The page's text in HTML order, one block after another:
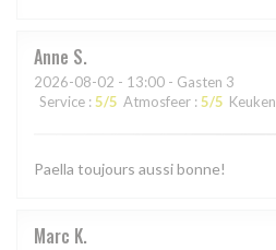
Anne S
2026-08-02 - 13:00 - Gasten 3
Service : 5/5 Atmosfeer : 5/5 Keuken
Paella toujours aussi bonne!
Marc K